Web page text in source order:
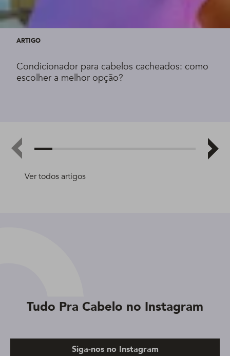
Ver todos artigos
ARTIGO
Condicionador para cabelos cacheados: como
escolher a melhor opção?
Tudo Pra Cabelo no Instagram
Siga-nos no Instagram